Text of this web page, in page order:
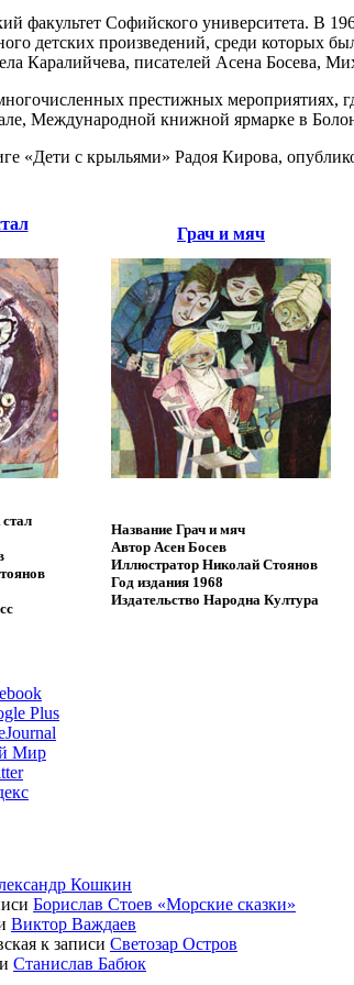
факультет Софийского университета. В
детских произведений, среди которых
Каралийчева, писателей Асена Босева,
престижных мероприятиях,
Международной книжной ярмарке в
«Дети с крыльями» Радоя Кирова,
Грач и мяч
Название Грач и мяч
Автор Асен Босев
Иллюстратор Николай Стоянов
Год издания 1968
Издательство Народна Култура
Кошкин
Борислав Стоев «Морские сказки»
Виктор Важдаев
к записи Светозар Остров
Станислав Бабюк